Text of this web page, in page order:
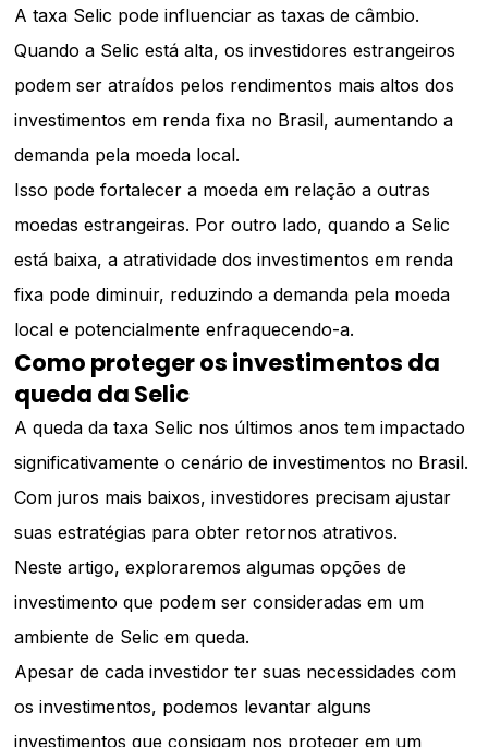
A taxa Selic pode influenciar as taxas de câmbio.
Quando a Selic está alta, os investidores estrangeiros
podem ser atraídos pelos rendimentos mais altos dos
investimentos em renda fixa no Brasil, aumentando a
demanda pela moeda local.
Isso pode fortalecer a moeda em relação a outras
moedas estrangeiras. Por outro lado, quando a Selic
está baixa, a atratividade dos investimentos em renda
fixa pode diminuir, reduzindo a demanda pela moeda
local e potencialmente enfraquecendo-a.
Como proteger os investimentos da
queda da Selic
A queda da taxa Selic nos últimos anos tem impactado
significativamente o cenário de investimentos no Brasil.
Com juros mais baixos, investidores precisam ajustar
suas estratégias para obter retornos atrativos.
Neste artigo, exploraremos algumas opções de
investimento que podem ser consideradas em um
ambiente de Selic em queda.
Apesar de cada investidor ter suas necessidades com
os investimentos, podemos levantar alguns
investimentos que consigam nos proteger em um